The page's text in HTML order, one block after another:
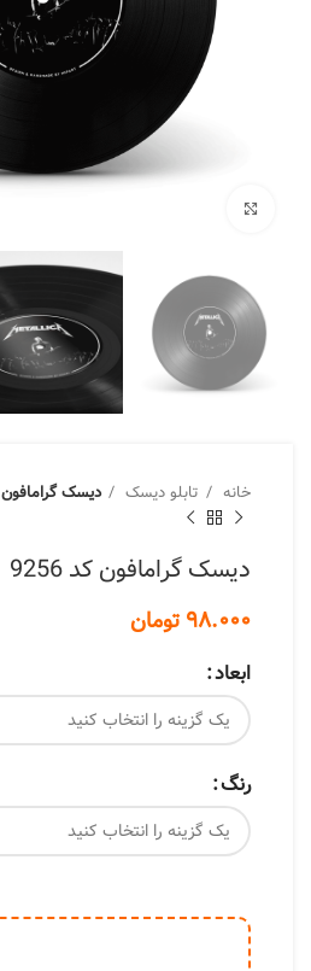
خانه تابلو دیسک دیسک گرامافون
دیسک گرامافون کد 9256
تومان
ابعاد
رنگ